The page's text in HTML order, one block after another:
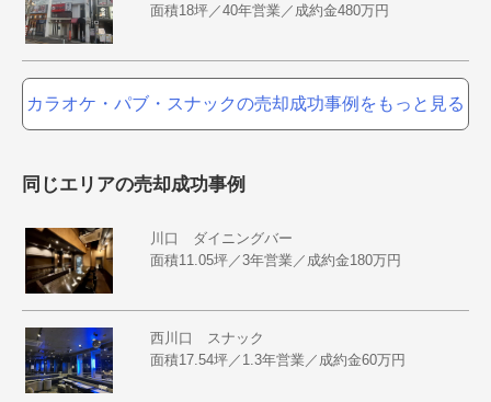
面積18坪／40年営業／成約金480万円
カラオケ・パブ・スナックの売却成功事例をもっと見る
同じエリアの売却成功事例
川口 ダイニングバー
面積11.05坪／3年営業／成約金180万円
西川口 スナック
面積17.54坪／1.3年営業／成約金60万円